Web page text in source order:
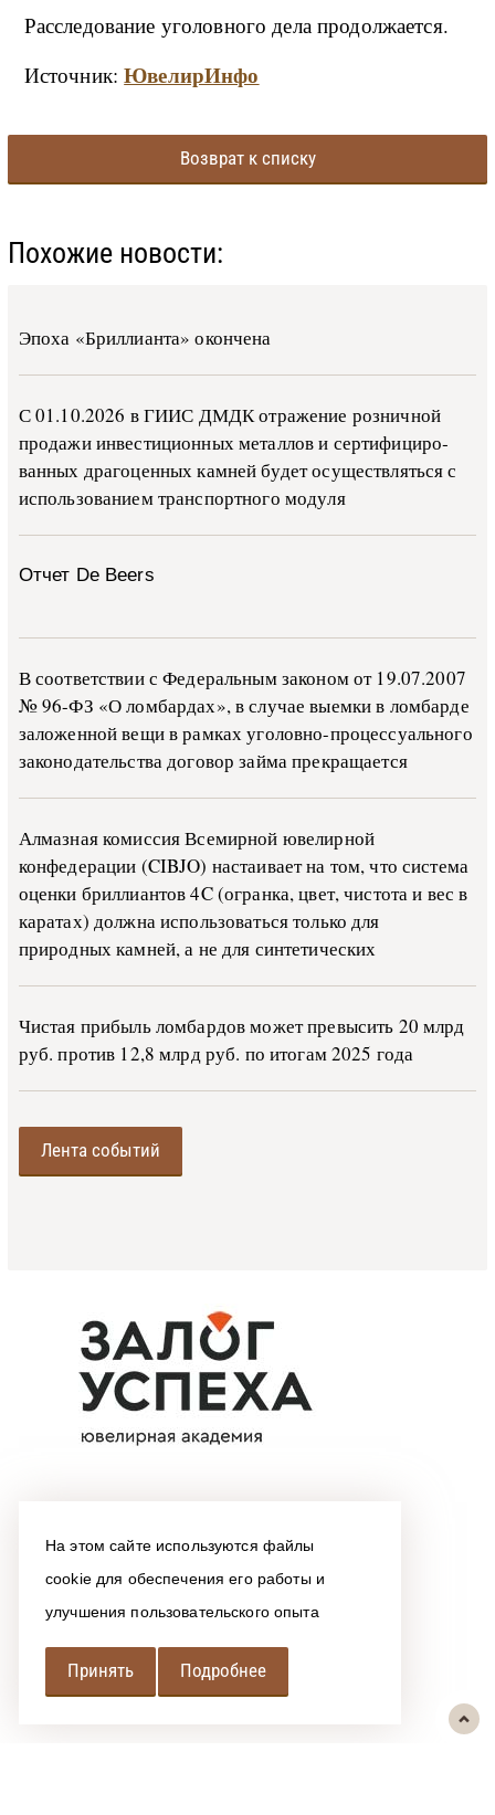
На этом сайте используются файлы
cookie для обеспечения его работы и
улучшения пользовательского опыта
Принять Подробнее
Расследование уголовного дела продолжается.
Источник:ЮвелирИнфо
Возврат к списку
Похожие новости:
Эпоха «Бриллианта» окончена
С 01.10.2026 в ГИИС ДМДК от­ра­же­ние роз­ни­ч­ной
про­да­жи ин­ве­сти­ци­он­ных ме­тал­лов и сер­ти­фи­ци­ро­
ван­ных дра­го­цен­ных ка­м­ней бу­дет осу­ще­ств­лять­ся с
ис­поль­зо­ва­ни­ем тран­с­пор­т­но­го мо­ду­ля
Отчет De Beers
В со­о­т­вет­ствии с Фе­де­раль­ным за­ко­ном от 19.07.2007
№ 96-ФЗ «О ло­м­бар­дах», в слу­чае вы­е­м­ки в ло­м­бар­де
за­ло­жен­ной ве­щи в ра­м­ках уго­ло­в­но-­про­цес­су­аль­но­го
за­ко­но­да­тель­ства до­го­вор зай­ма пре­кра­ща­ет­ся
Алмазная комиссия Всемирной ювелирной
конфедерации (CIBJO) настаивает на том, что система
оценки бриллиантов 4C (огранка, цвет, чистота и вес в
каратах) должна использоваться только для
природных камней, а не для синтетических
Чистая прибыль ломбардов может превысить 20 млрд
руб. против 12,8 млрд руб. по итогам 2025 года
Лента событий